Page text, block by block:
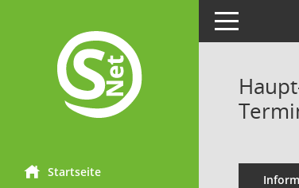
Startseite
Toggle